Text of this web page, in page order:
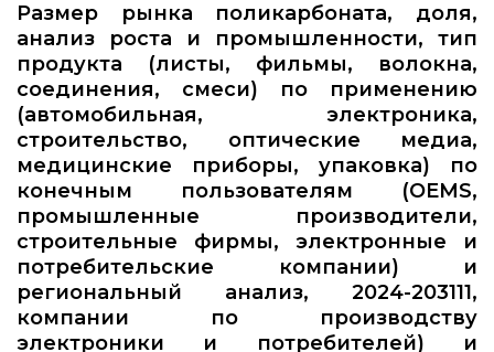
Размер рынка поликарбоната, доля,
анализ роста и промышленности, тип
продукта (листы, фильмы, волокна,
соединения, смеси) по применению
(автомобильная, электроника,
строительство, оптические медиа,
медицинские приборы, упаковка) по
конечным пользователям (OEMS,
промышленные производители,
строительные фирмы, электронные и
потребительские компании) и
региональный анализ, 2024-203111,
компании по производству
электроники и потребителей) и